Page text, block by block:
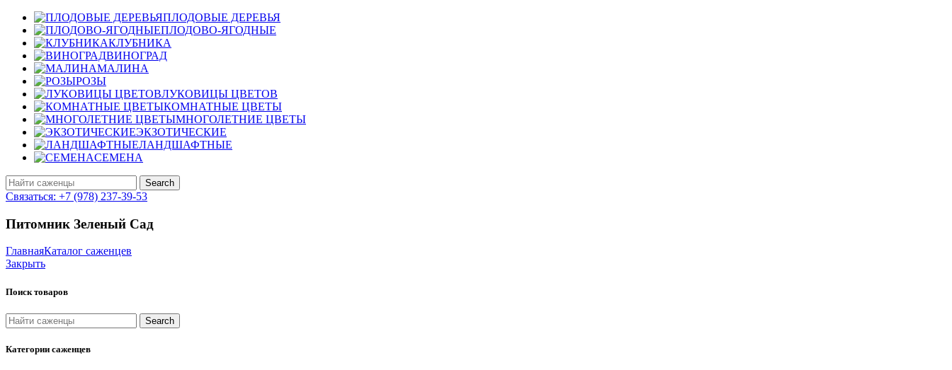
ПЛОДОВЫЕ ДЕРЕВЬЯ
ПЛОДОВО-ЯГОДНЫЕ
КЛУБНИКА
ВИНОГРАД
МАЛИНА
РОЗЫ
ЛУКОВИЦЫ ЦВЕТОВ
КОМНАТНЫЕ ЦВЕТЫ
МНОГОЛЕТНИЕ ЦВЕТЫ
ЭКЗОТИЧЕСКИЕ
ЛАНДШАФТНЫЕ
СЕМЕНА
Search
Связаться: +7 (978) 237-39-53
Питомник Зеленый Сад
ГлавнаяКаталог саженцев
Закрыть
Поиск товаров
Search
Категории саженцев